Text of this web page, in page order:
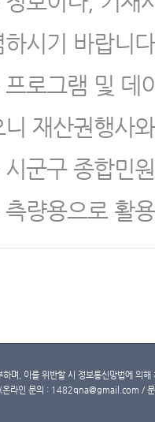
하시기 바랍니
로그램 및 데
재산권행사
군구 종합민
량용으로 활
며, 이를 위반할 시 정보통신망법에 의
온라인 문의 : 1482qna@gmail.com /